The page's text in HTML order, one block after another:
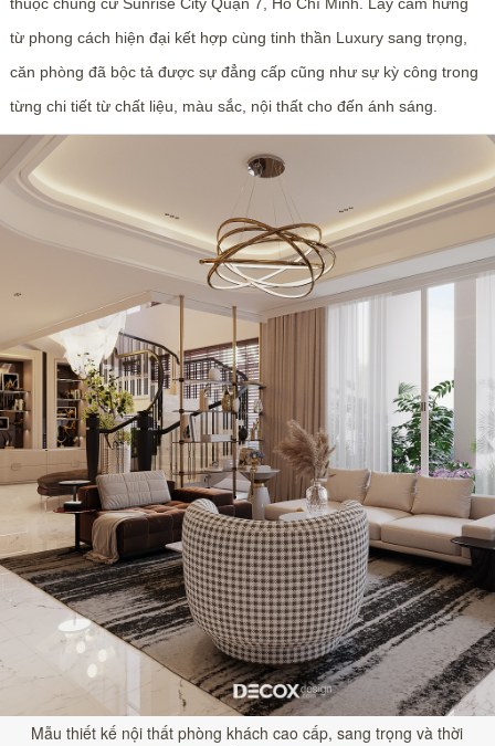
từ phong cách hiện đại kết hợp cùng tinh thần Luxury sang trọng,
căn phòng đã bộc tả được sự đẳng cấp cũng như sự kỳ công trong
từng chi tiết từ chất liệu, màu sắc, nội thất cho đến ánh sáng.
Mẫu thiết kế nội thất phòng khách cao cấp, sang trọng và thời